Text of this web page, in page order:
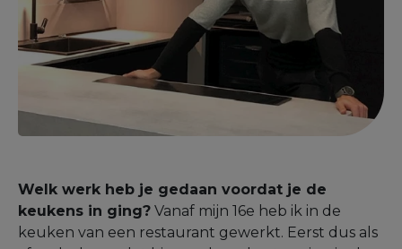
Welk werk heb je gedaan voordat je de
keukens in ging? Vanaf mijn 16e heb ik in de
keuken van een restaurant gewerkt. Eerst dus als